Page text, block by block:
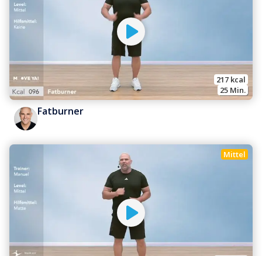
217 kcal
25 Min.
Fatburner
Mittel